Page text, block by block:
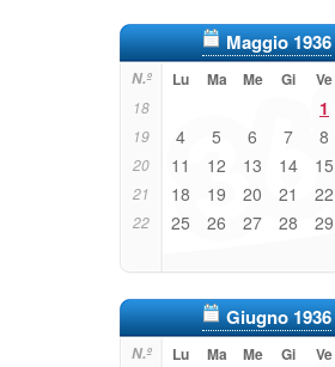
Maggio 1936
N.º Lu Ma Me Gi Ve
18 1
19 4 5 6 7 8
20 11 12 13 14 15
21 18 19 20 21 22
22 25 26 27 28 29
Giugno 1936
N.º Lu Ma Me Gi Ve